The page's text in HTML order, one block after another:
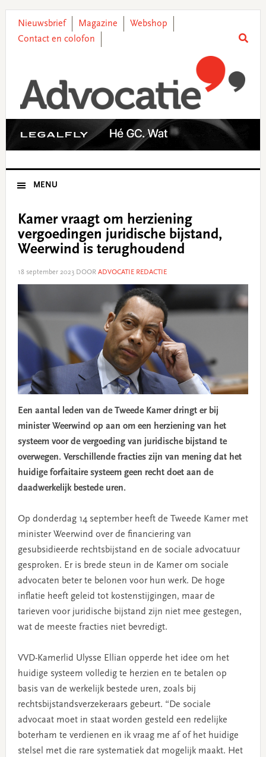
primary
main
primary
footer
Nieuwsbrief Magazine
Webshop
Contact en colofon
MENU
Kamer vraagt om herziening
vergoedingen juridische bijstand,
Weerwind is terughoudend
18 september 2023DOOR ADVOCATIE REDACTIE
Een aantal leden van de Tweede Kamer dringt er bij
minister Weerwind op aan om een herziening van het
systeem voor de vergoeding van juridische bijstand te
overwegen. Verschillende fracties zijn van mening dat het
huidige forfaitaire systeem geen recht doet aan de
daadwerkelijk bestede uren.
Op donderdag 14 september heeft de Tweede Kamer met
minister Weerwind over de financiering van
gesubsidieerde rechtsbijstand en de sociale advocatuur
gesproken. Er is brede steun in de Kamer om sociale
advocaten beter te belonen voor hun werk. De hoge
inflatie heeft geleid tot kostenstijgingen, maar de
tarieven voor juridische bijstand zijn niet mee gestegen,
wat de meeste fracties niet bevredigt.
VVD-Kamerlid Ulysse Ellian opperde het idee om het
huidige systeem volledig te herzien en te betalen op
basis van de werkelijk bestede uren, zoals bij
rechtsbijstandsverzekeraars gebeurt. “De sociale
advocaat moet in staat worden gesteld een redelijke
boterham te verdienen en ik vraag me af of het huidige
stelsel met die rare systematiek dat mogelijk maakt. Het